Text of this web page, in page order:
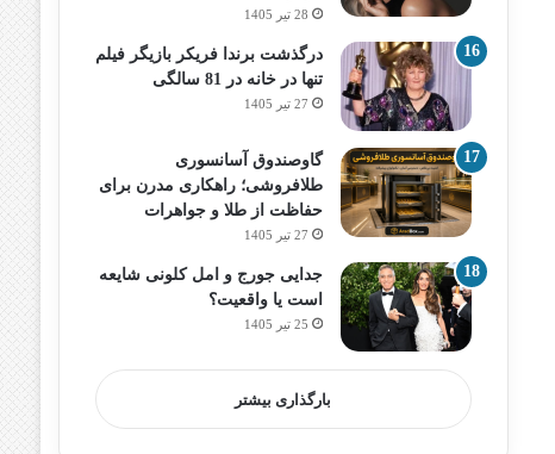
28 تیر 1405
درگذشت برندا فریکر بازیگر فیلم
تنها در خانه در 81 سالگی
27 تیر 1405
گاوصندوق آسانسوری
طلافروشی؛ راهکاری مدرن برای
حفاظت از طلا و جواهرات
27 تیر 1405
جدایی جورج و امل کلونی شایعه
است یا واقعیت؟
25 تیر 1405
بارگذاری بیشتر